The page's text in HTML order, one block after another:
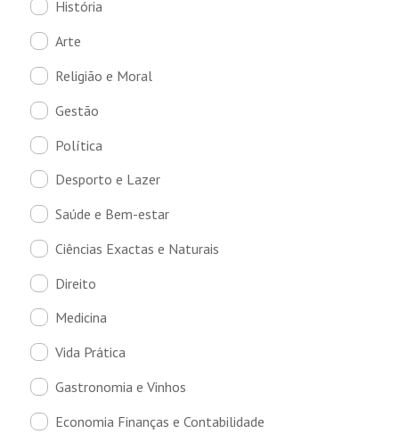
História
Arte
Religião e Moral
Gestão
Política
Desporto e Lazer
Saúde e Bem-estar
Ciências Exactas e Naturais
Direito
Medicina
Vida Prática
Gastronomia e Vinhos
Economia Finanças e Contabilidade